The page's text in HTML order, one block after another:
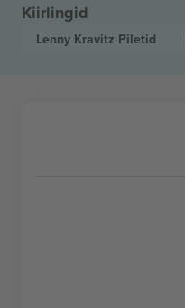
Kiirlingid
Lenny Kravitz Piletid